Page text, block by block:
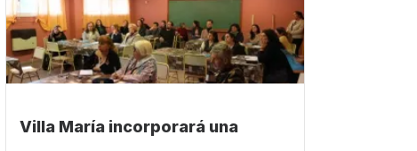
Villa María incorporará una